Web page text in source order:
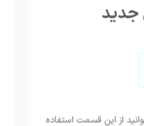
جدید
از این قسمت استفاده